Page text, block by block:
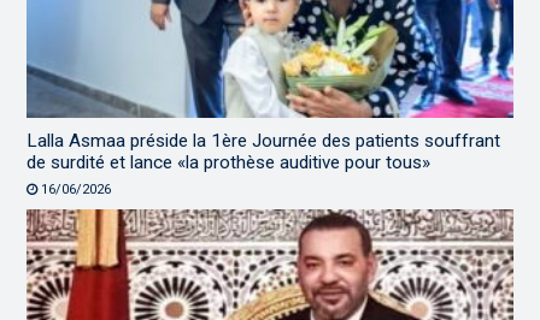
Lalla Asmaa préside la 1ère Journée des patients souffrant
de surdité et lance «la prothèse auditive pour tous»
16/06/2026